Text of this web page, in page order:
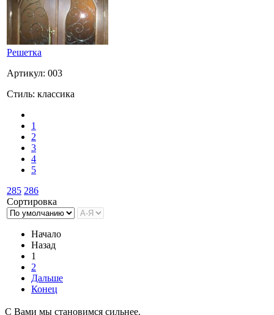
Решетка
Артикул: 003
Стиль: классика
1
2
3
4
5
285 286
Сортировка
Начало
Назад
1
2
Дальше
Конец
С Вами мы становимся сильнее.